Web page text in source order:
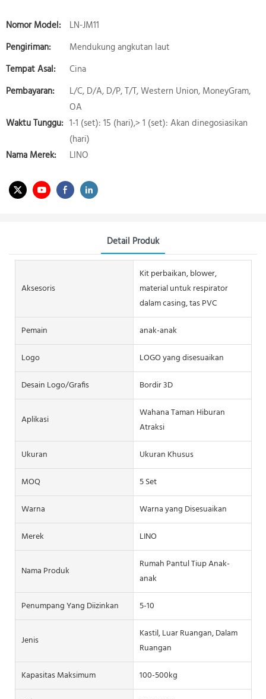
Nomor Model:
LN-JM11
Pengiriman:
Mendukung angkutan laut
Tempat Asal:
Cina
Pembayaran:
L/C, D/A, D/P, T/T, Western Union, MoneyGram,
OA
Waktu Tunggu: 1-1 (set): 15 (hari),> 1 (set): Akan dinegosiasikan
(hari)
Nama Merek:
LINO
Detail Produk
Aksesoris
Kit perbaikan, blower,
material untuk respirator
dalam casing, tas PVC
Pemain
anak-anak
Logo
LOGO yang disesuaikan
Desain Logo/grafis
Bordir 3D
Aplikasi
Wahana Taman Hiburan
Atraksi
Ukuran
Ukuran Khusus
MOQ
5 Set
Warna
Warna yang Disesuaikan
Merek
LINO
Nama Produk
Rumah Pantul Tiup Anak-
anak
Penumpang Yang Diizinkan
5-10
Jenis
Kastil, Luar Ruangan, Dalam
Ruangan
Kapasitas Maksimum
100-500kg